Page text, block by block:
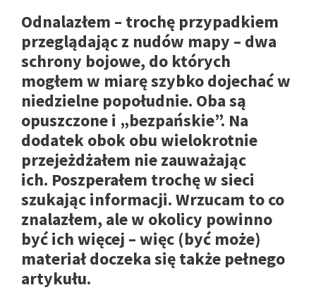
Odnalazłem – trochę przypadkiem
przeglądając z nudów mapy – dwa
schrony bojowe, do których
mogłem w miarę szybko dojechać w
niedzielne popołudnie. Oba są
opuszczone i „bezpańskie”. Na
dodatek obok obu wielokrotnie
przejeżdżałem nie zauważając
ich. Poszperałem trochę w sieci
szukając informacji. Wrzucam to co
znalazłem, ale w okolicy powinno
być ich więcej – więc (być może)
materiał doczeka się także pełnego
artykułu.